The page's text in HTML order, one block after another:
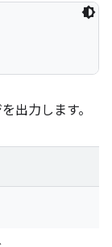
出力します。